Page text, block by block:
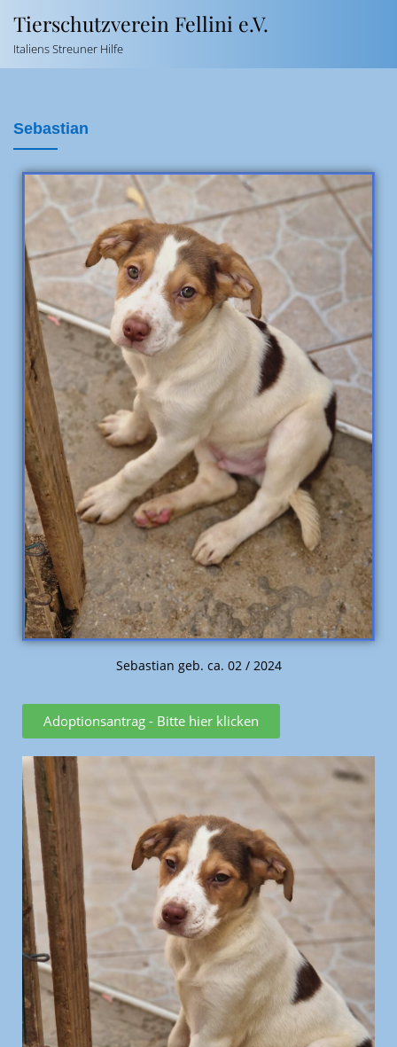
Tierschutzverein Fellini e.V.
Italiens Streuner Hilfe
Sebastian
Sebastian geb. ca. 02 / 2024
Adoptionsantrag - Bitte hier klicken